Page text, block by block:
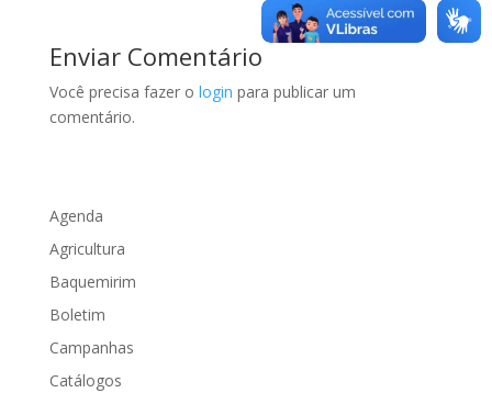
Enviar Comentário
Você precisa fazer o login para publicar um
comentário.
Agenda
Agricultura
Baquemirim
Boletim
Campanhas
Catálogos